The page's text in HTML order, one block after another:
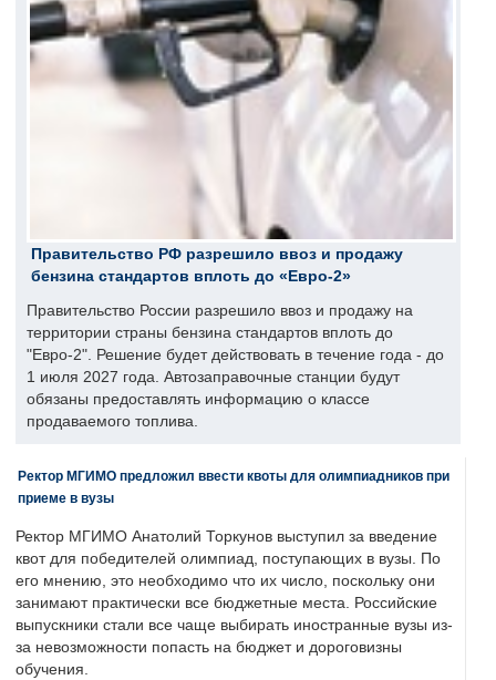
Правительство РФ разрешило ввоз и продажу
бензина стандартов вплоть до «Евро-2»
Правительство России разрешило ввоз и продажу на
территории страны бензина стандартов вплоть до
"Евро-2". Решение будет действовать в течение года - до
1 июля 2027 года. Автозаправочные станции будут
обязаны предоставлять информацию о классе
продаваемого топлива.
Ректор МГИМО предложил ввести квоты для олимпиадников при
приеме в вузы
Ректор МГИМО Анатолий Торкунов выступил за введение
квот для победителей олимпиад, поступающих в вузы. По
его мнению, это необходимо что их число, поскольку они
занимают практически все бюджетные места. Российские
выпускники стали все чаще выбирать иностранные вузы из-
за невозможности попасть на бюджет и дороговизны
обучения.